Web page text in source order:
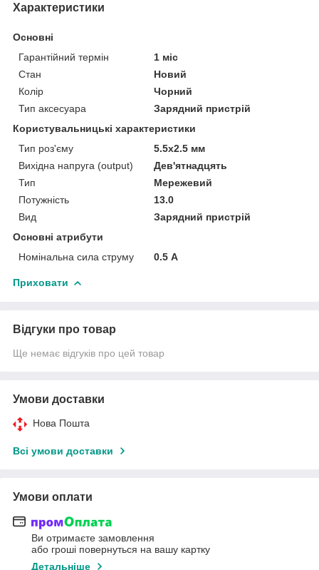
Характеристики
Основні
Гарантійний термін
1 міс
Стан
Новий
Колір
Чорний
Тип аксесуара
Зарядний пристрій
Користувальницькі характеристики
Тип роз'єму
5.5x2.5 мм
Вихідна напруга (output)
Дев'ятнадцять
Тип
Мережевий
Потужність
13.0
Вид
Зарядний пристрій
Основні атрибути
Номінальна сила струму
0.5 А
Приховати
Відгуки про товар
Ще немає відгуків про цей товар
Умови доставки
Нова Пошта
Всі умови доставки
Умови оплати
Ви отримаєте замовлення
або гроші повернуться на вашу картку
Детальніше